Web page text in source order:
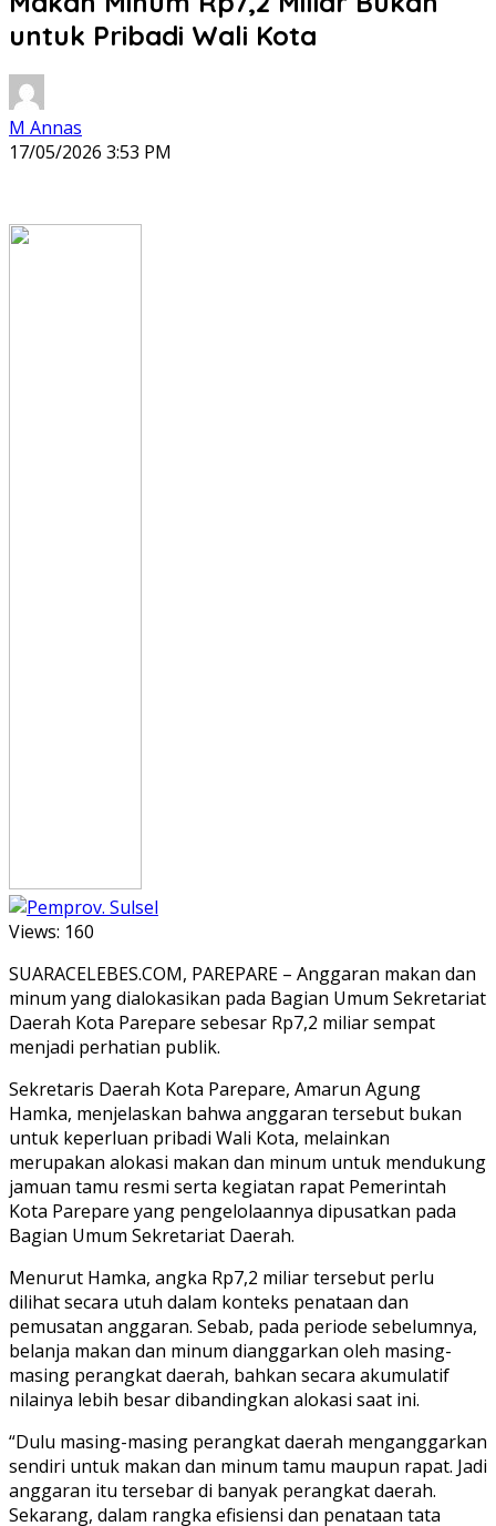
untuk Pribadi Wali Kota
M Annas
17/05/2026 3:53 PM
Views: 160
SUARACELEBES.COM, PAREPARE – Anggaran makan dan
minum yang dialokasikan pada Bagian Umum Sekretariat
Daerah Kota Parepare sebesar Rp7,2 miliar sempat
menjadi perhatian publik.
Sekretaris Daerah Kota Parepare, Amarun Agung
Hamka, menjelaskan bahwa anggaran tersebut bukan
untuk keperluan pribadi Wali Kota, melainkan
merupakan alokasi makan dan minum untuk mendukung
jamuan tamu resmi serta kegiatan rapat Pemerintah
Kota Parepare yang pengelolaannya dipusatkan pada
Bagian Umum Sekretariat Daerah.
Menurut Hamka, angka Rp7,2 miliar tersebut perlu
dilihat secara utuh dalam konteks penataan dan
pemusatan anggaran. Sebab, pada periode sebelumnya,
belanja makan dan minum dianggarkan oleh masing-
masing perangkat daerah, bahkan secara akumulatif
nilainya lebih besar dibandingkan alokasi saat ini.
“Dulu masing-masing perangkat daerah menganggarkan
sendiri untuk makan dan minum tamu maupun rapat. Jadi
anggaran itu tersebar di banyak perangkat daerah.
Sekarang, dalam rangka efisiensi dan penataan tata